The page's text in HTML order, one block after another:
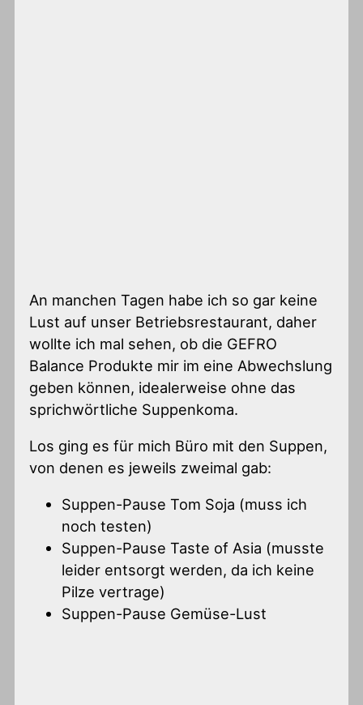
An manchen Tagen habe ich so gar keine
Lust auf unser Betriebsrestaurant, daher
wollte ich mal sehen, ob die GEFRO
Balance Produkte mir im eine Abwechslung
geben können, idealerweise ohne das
sprichwörtliche Suppenkoma.
Los ging es für mich Büro mit den Suppen,
von denen es jeweils zweimal gab:
Suppen-Pause Tom Soja (muss ich
noch testen)
Suppen-Pause Taste of Asia (musste
leider entsorgt werden, da ich keine
Pilze vertrage)
Suppen-Pause Gemüse-Lust